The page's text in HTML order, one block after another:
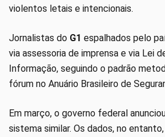
violentos letais e intencionais.
Jornalistas do G1 espalhados pelo
via assessoria de imprensa e via Lei
Informação, seguindo o padrão
fórum no Anuário Brasileiro de
Em março, o governo federal
sistema similar. Os dados, no